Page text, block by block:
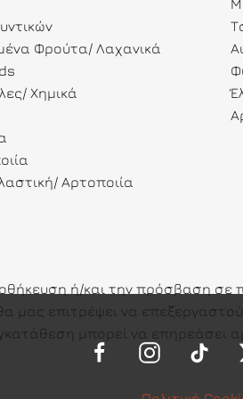
Φρούτα/ Λαχανικά
Χημικά
Αρτοποιία
ή/και την πρόσβαση σε
θα μας επιτρέψει να
μπορεί να επηρεάσει